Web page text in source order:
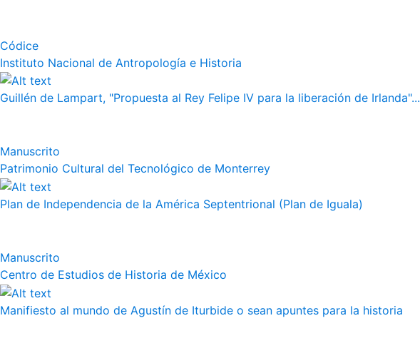
Códice
Instituto Nacional de Antropología e Historia
Guillén de Lampart, "Propuesta al Rey Felipe IV para la liberación de Irlanda"...
Manuscrito
Patrimonio Cultural del Tecnológico de Monterrey
Plan de Independencia de la América Septentrional (Plan de Iguala)
Manuscrito
Centro de Estudios de Historia de México
Manifiesto al mundo de Agustín de Iturbide o sean apuntes para la historia